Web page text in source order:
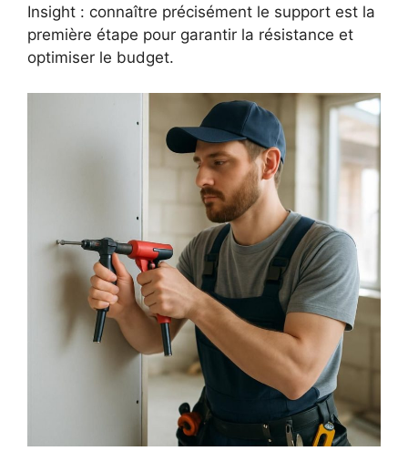
Insight : connaître précisément le support est la
première étape pour garantir la résistance et
optimiser le budget.